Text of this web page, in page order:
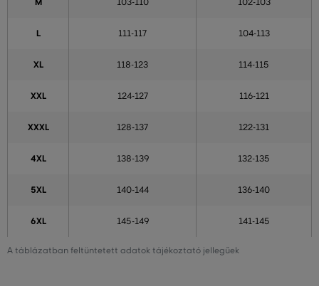
A táblázatban feltüntetett adatok tájékoztató jellegűek
M 103-110 102-103
L 111-117 104-113
XL 118-123 114-115
XXL 124-127 116-121
XXXL 128-137 122-131
4XL 138-139 132-135
5XL 140-144 136-140
6XL 145-149 141-145